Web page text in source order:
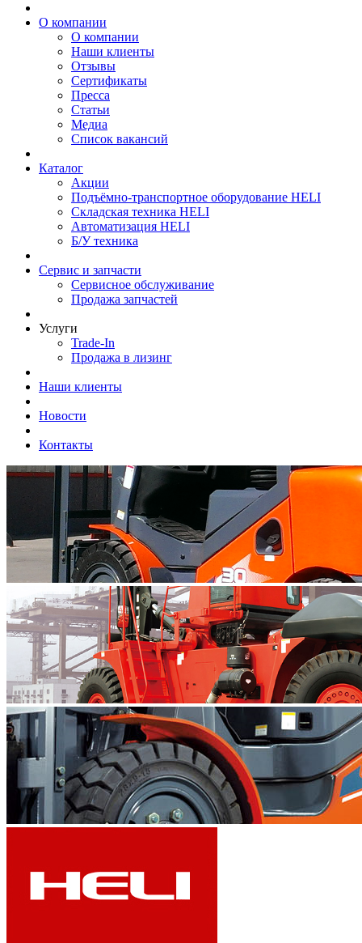
О компании
О компании
Наши клиенты
Отзывы
Сертификаты
Пресса
Статьи
Медиа
Список вакансий
Каталог
Акции
Подъёмно-транспортное оборудование HELI
Складская техника HELI
Автоматизация HELI
Б/У техника
Сервис и запчасти
Сервисное обслуживание
Продажа запчастей
Услуги
Trade-In
Продажа в лизинг
Наши клиенты
Новости
Контакты